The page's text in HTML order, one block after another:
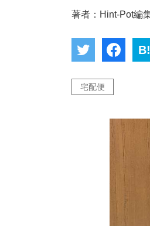
著者：Hint-Pot編
B!
宅配便